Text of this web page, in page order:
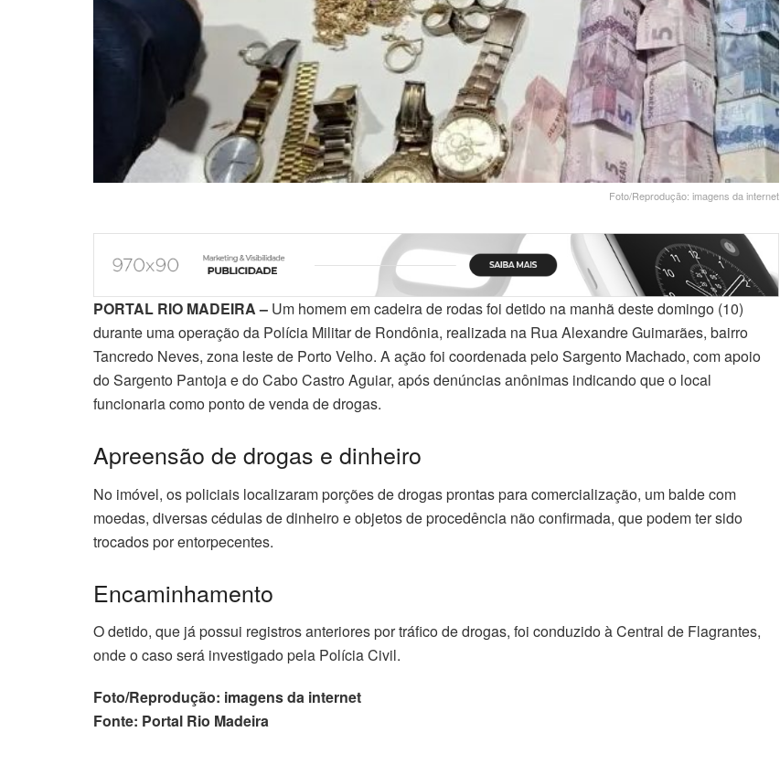
Foto/Reprodução: imagens da internet
PORTAL RIO MADEIRA – Um homem em cadeira de rodas foi detido na manhã deste domingo (10)
durante uma operação da Polícia Militar de Rondônia, realizada na Rua Alexandre Guimarães, bairro
Tancredo Neves, zona leste de Porto Velho. A ação foi coordenada pelo Sargento Machado, com apoio
do Sargento Pantoja e do Cabo Castro Aguiar, após denúncias anônimas indicando que o local
funcionaria como ponto de venda de drogas.
Apreensão de drogas e dinheiro
No imóvel, os policiais localizaram porções de drogas prontas para comercialização, um balde com
moedas, diversas cédulas de dinheiro e objetos de procedência não confirmada, que podem ter sido
trocados por entorpecentes.
Encaminhamento
O detido, que já possui registros anteriores por tráfico de drogas, foi conduzido à Central de Flagrantes,
onde o caso será investigado pela Polícia Civil.
Foto/Reprodução: imagens da internet
Fonte: Portal Rio Madeira